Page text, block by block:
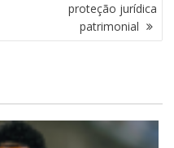
proteção jurídica
patrimonial